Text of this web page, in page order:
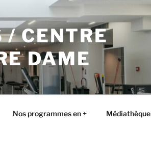
/ CENTRE
DAME
Nos programmes en + Médiathèque